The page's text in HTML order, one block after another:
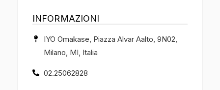
INFORMAZIONI
IYO Omakase, Piazza Alvar Aalto, 9N02,
Milano, MI, Italia
02.25062828